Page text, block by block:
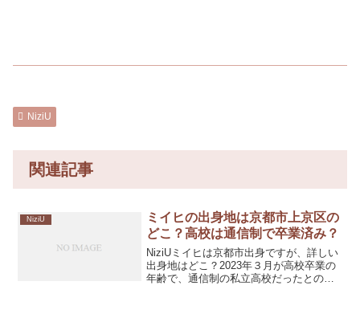
NiziU
関連記事
NiziU
ミイヒの出身地は京都市上京区の
どこ？高校は通信制で卒業済み？
NiziUミイヒは京都市出身ですが、詳しい
出身地はどこ？2023年３月が高校卒業の
年齢で、通信制の私立高校だったとの噂